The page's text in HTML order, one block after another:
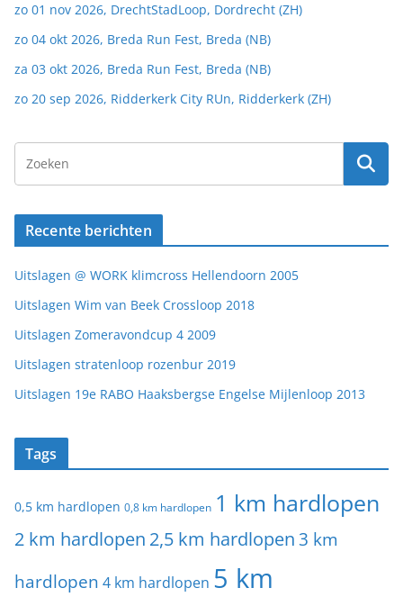
zo 01 nov 2026, DrechtStadLoop, Dordrecht (ZH)
zo 04 okt 2026, Breda Run Fest, Breda (NB)
za 03 okt 2026, Breda Run Fest, Breda (NB)
zo 20 sep 2026, Ridderkerk City RUn, Ridderkerk (ZH)
Recente berichten
Uitslagen @ WORK klimcross Hellendoorn 2005
Uitslagen Wim van Beek Crossloop 2018
Uitslagen Zomeravondcup 4 2009
Uitslagen stratenloop rozenbur 2019
Uitslagen 19e RABO Haaksbergse Engelse Mijlenloop 2013
Tags
0,5 km hardlopen 0,8 km hardlopen 1 km hardlopen
2 km hardlopen 2,5 km hardlopen 3 km
hardlopen 4 km hardlopen 5 km